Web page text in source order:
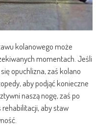
kolanowego może
momentach. Jeśli
opuchlizna, zaś kolano
aby podjąć konieczne
naszą nogę, zaś po
rehabilitacji, aby staw